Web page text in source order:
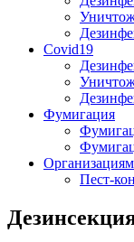
Covid19
Фумигация
Организациям
Пест-